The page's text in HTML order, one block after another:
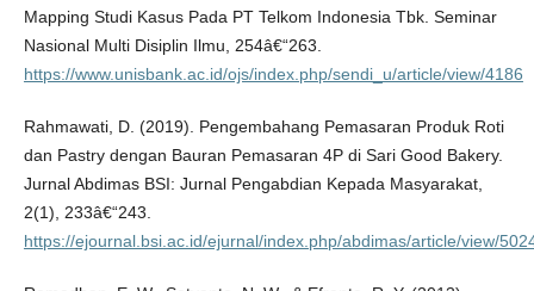
Mapping Studi Kasus Pada PT Telkom Indonesia Tbk. Seminar
Nasional Multi Disiplin Ilmu, 254â€“263.
https://www.unisbank.ac.id/ojs/index.php/sendi_u/article/view/4186
Rahmawati, D. (2019). Pengembahang Pemasaran Produk Roti
dan Pastry dengan Bauran Pemasaran 4P di Sari Good Bakery.
Jurnal Abdimas BSI: Jurnal Pengabdian Kepada Masyarakat,
2(1), 233â€“243.
https://ejournal.bsi.ac.id/ejurnal/index.php/abdimas/article/view/